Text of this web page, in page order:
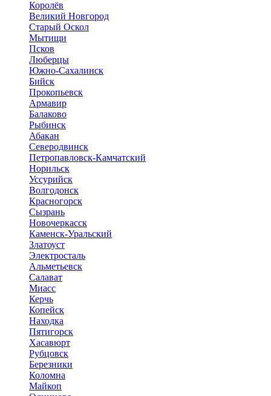
Королёв
Великий Новгород
Старый Оскол
Мытищи
Псков
Люберцы
Южно-Сахалинск
Бийск
Прокопьевск
Армавир
Балаково
Рыбинск
Абакан
Северодвинск
Петропавловск-Камчатский
Норильск
Уссурийск
Волгодонск
Красногорск
Сызрань
Новочеркасск
Каменск-Уральский
Златоуст
Электросталь
Альметьевск
Салават
Миасс
Керчь
Копейск
Находка
Пятигорск
Хасавюрт
Рубцовск
Березники
Коломна
Майкоп